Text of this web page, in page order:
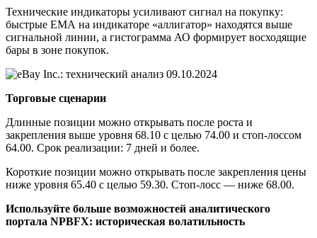
Технические индикаторы усиливают сигнал на покупку:
быстрые ЕМА на индикаторе «аллигатор» находятся выше
сигнальной линии, а гистограмма АО формирует восходящие
бары в зоне покупок.
Торговые сценарии
Длинные позиции можно открывать после роста и
закрепления выше уровня 68.10 с целью 74.00 и стоп-лоссом
64.00. Срок реализации: 7 дней и более.
Короткие позиции можно открывать после закрепления цены
ниже уровня 65.40 с целью 59.30. Стоп-лосс — ниже 68.00.
Используйте больше возможностей аналитического
портала NPBFX: историческая волатильность